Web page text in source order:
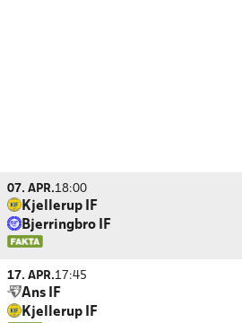
07. APR.18:00
Kjellerup IF
Bjerringbro IF
17. APR.17:45
Ans IF
Kjellerup IF